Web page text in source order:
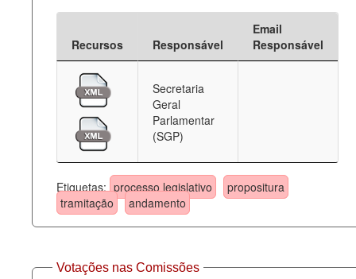
Recursos Responsável
Email
Responsável
Secretaria
Geral
Parlamentar
(SGP)
Etiquetas: processo legislativo
propositura
tramitação
andamento
Votações nas Comissões